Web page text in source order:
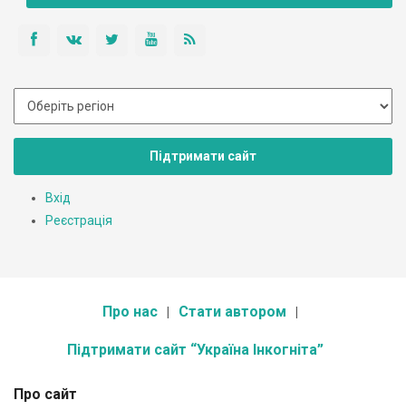
Підтримати сайт
Вхід
Реєстрація
Про нас Стати автором
Підтримати сайт “Україна Інкогніта”
Про сайт